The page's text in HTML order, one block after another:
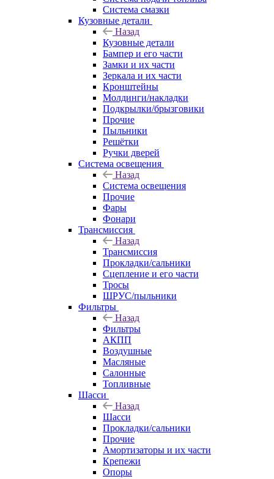
Система смазки
Кузовные детали
Назад
Кузовные детали
Бампер и его части
Замки и их части
Зеркала и их части
Кронштейны
Молдинги/накладки
Подкрылки/брызговики
Прочие
Пыльники
Решётки
Ручки дверей
Система освещения
Назад
Система освещения
Прочие
Фары
Фонари
Трансмиссия
Назад
Трансмиссия
Прокладки/сальники
Сцепление и его части
Тросы
ШРУС/пыльники
Фильтры
Назад
Фильтры
АКПП
Воздушные
Масляные
Салонные
Топливные
Шасси
Назад
Шасси
Прокладки/сальники
Прочие
Амортизаторы и их части
Крепежи
Опоры